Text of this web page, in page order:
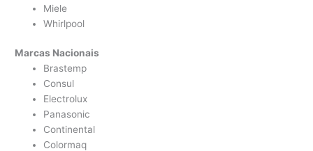
Miele
Whirlpool
Marcas Nacionais
Brastemp
Consul
Electrolux
Panasonic
Continental
Colormaq